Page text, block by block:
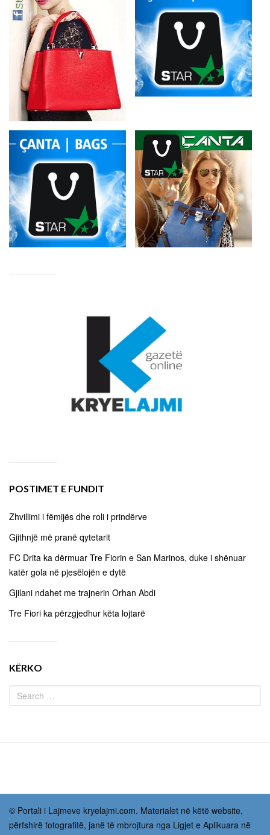
POSTIMET E FUNDIT
Zhvillimi i fëmijës dhe roli i prindërve
Gjithnjë më pranë qytetarit
FC Drita ka dërmuar Tre Fiorin e San Marinos, duke i shënuar
katër gola në pjesëlojën e dytë
Gjilani ndahet me trajnerin Orhan Abdi
Tre Fiori ka përzgjedhur këta lojtarë
KËRKO
© Portali i Lajmeve kryelajmi.com. Materialet në këtë website,
përfshirë fotografitë, janë të mbrojtura nga Ligjet e Aplikuara në